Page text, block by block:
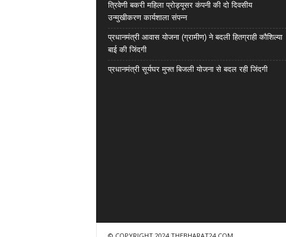
त्रिवेणी बकरी महिला प्रोड्यूसर कंपनी की दो दिवसीय
उन्मुखीकरण कार्यशाला संपन्न
प्रधानमंत्री आवास योजना (ग्रामीण) ने बदली हितग्राही कौशिल्या
बाई की जिंदगी
प्रधानमंत्री सूर्यघर मुफ्त बिजली योजना से बदल रही जिंदगी